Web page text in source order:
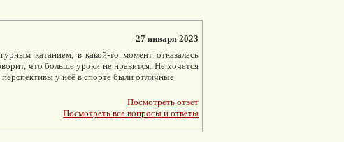
27 января 2023
катанием, в какой-то момент отказалась
что больше уроки не нравится. Не хочется
перспективы у неё в спорте были отличные.
Посмотреть ответ
Посмотреть все вопросы и ответы